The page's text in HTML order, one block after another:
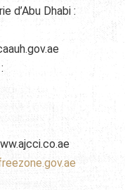
d’Abu Dhabi :